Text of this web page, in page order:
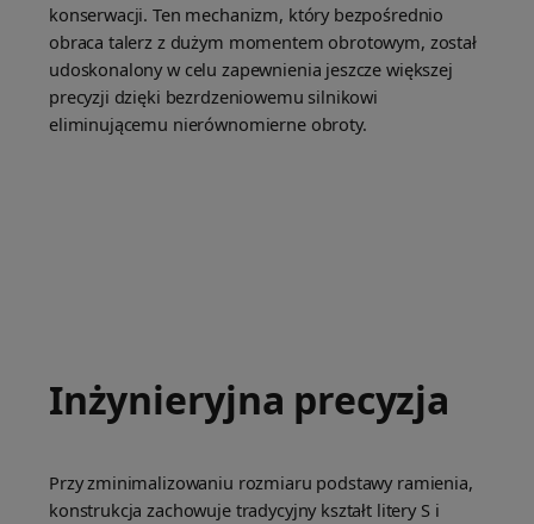
konserwacji. Ten mechanizm, który bezpośrednio
obraca talerz z dużym momentem obrotowym, został
udoskonalony w celu zapewnienia jeszcze większej
precyzji dzięki bezrdzeniowemu silnikowi
eliminującemu nierównomierne obroty.
Inżynieryjna precyzja
Przy zminimalizowaniu rozmiaru podstawy ramienia,
konstrukcja zachowuje tradycyjny kształt litery S i